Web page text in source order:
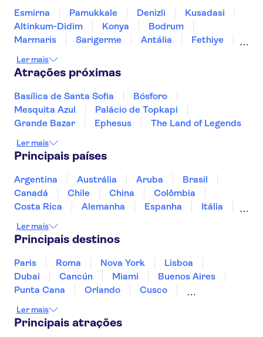
Esmirna Pamukkale Denizli
Kusadasi
Altinkum-Didim
Konya
Bodrum
Marmaris
Sarigerme Antália
Fethiye
Ler mais
Atrações próximas
Basílica de Santa Sofia
Bósforo
Mesquita Azul
Palácio de Topkapi
Grande Bazar
Ephesus The Land of Legends
Ler mais
Principais países
Argentina Austrália Aruba
Brasil
Canadá
Chile China
Colômbia
Costa Rica
Alemanha Espanha
Itália
Panamá
Peru
Ler mais
Principais destinos
Paris Roma Nova York
Lisboa
Dubai
Cancún Miami
Buenos Aires
Punta Cana
Orlando
Cusco
Mendoza
Salvador
Curitiba
Recife Fortaleza
Ler mais
Principais atrações